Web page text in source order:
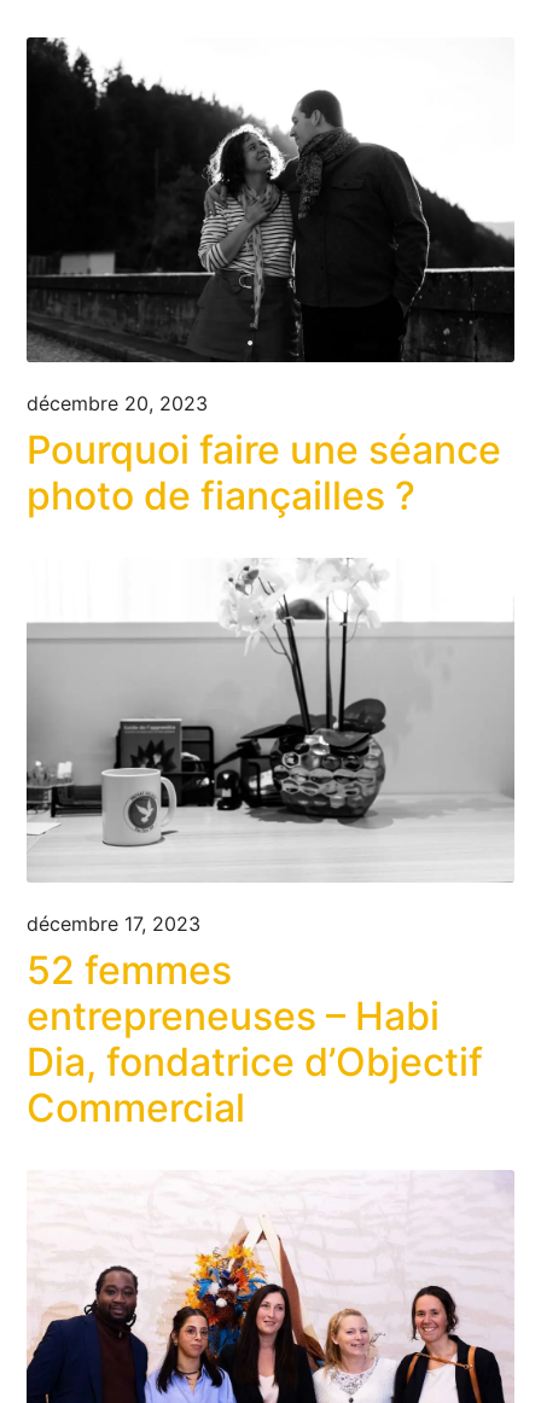
décembre 20, 2023
Pourquoi faire une séance
photo de fiançailles ?
décembre 17, 2023
52 femmes
entrepreneuses – Habi
Dia, fondatrice d’Objectif
Commercial